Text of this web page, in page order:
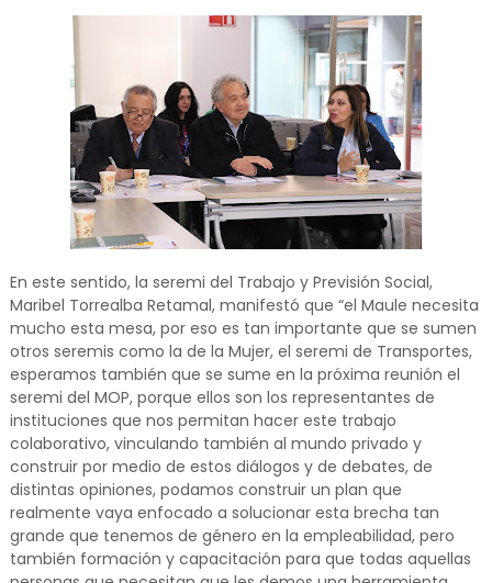
En este sentido, la seremi del Trabajo y Previsión Social,
Maribel Torrealba Retamal, manifestó que “el Maule necesita
mucho esta mesa, por eso es tan importante que se sumen
otros seremis como la de la Mujer, el seremi de Transportes,
esperamos también que se sume en la próxima reunión el
seremi del MOP, porque ellos son los representantes de
instituciones que nos permitan hacer este trabajo
colaborativo, vinculando también al mundo privado y
construir por medio de estos diálogos y de debates, de
distintas opiniones, podamos construir un plan que
realmente vaya enfocado a solucionar esta brecha tan
grande que tenemos de género en la empleabilidad, pero
también formación y capacitación para que todas aquellas